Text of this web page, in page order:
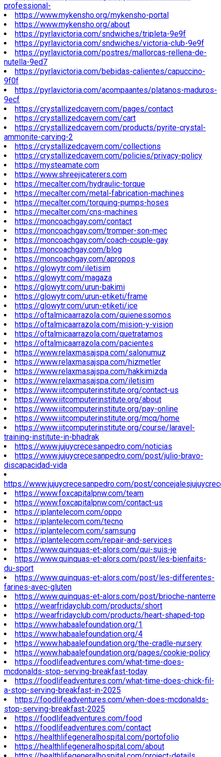
professional-
https://www.mykensho.org/mykensho-portal
https://www.mykensho.org/about
https://pyrlavictoria.com/sndwiches/tripleta-9e9f
https://pyrlavictoria.com/sndwiches/victoria-club-9e9f
https://pyrlavictoria.com/postres/mallorcas-rellena-de-
nutella-9ed7
https://pyrlavictoria.com/bebidas-calientes/capuccino-
9f0f
https://pyrlavictoria.com/acompaantes/platanos-maduros-
9ecf
https://crystallizedcavern.com/pages/contact
https://crystallizedcavern.com/cart
https://crystallizedcavern.com/products/pyrite-crystal-
ammonite-carving-2
https://crystallizedcavern.com/collections
https://crystallizedcavern.com/policies/privacy-policy
https://mysteamate.com
https://www.shreejicaterers.com
https://mecalter.com/hydraulic-torque
https://mecalter.com/metal-fabrication-machines
https://mecalter.com/torquing-pumps-hoses
https://mecalter.com/cns-machines
https://moncoachgay.com/contact
https://moncoachgay.com/tromper-son-mec
https://moncoachgay.com/coach-couple-gay
https://moncoachgay.com/blog
https://moncoachgay.com/apropos
https://glowytr.com/iletisim
https://glowytr.com/magaza
https://glowytr.com/urun-bakimi
https://glowytr.com/urun-etiketi/frame
https://glowytr.com/urun-etiketi/ice
https://oftalmicaarrazola.com/quienessomos
https://oftalmicaarrazola.com/mision-y-vision
https://oftalmicaarrazola.com/quetratamos
https://oftalmicaarrazola.com/pacientes
https://www.relaxmasajspa.com/salonumuz
https://www.relaxmasajspa.com/hizmetler
https://www.relaxmasajspa.com/hakkimizda
https://www.relaxmasajspa.com/iletisim
https://www.iitcomputerinstitute.org/contact-us
https://www.iitcomputerinstitute.org/about
https://www.iitcomputerinstitute.org/pay-online
https://www.iitcomputerinstitute.org/mcq/home
https://www.iitcomputerinstitute.org/course/laravel-
training-institute-in-bhadrak
https://www.jujuycrecesanpedro.com/noticias
https://www.jujuycrecesanpedro.com/post/julio-bravo-
discapacidad-vida
https://www.jujuycrecesanpedro.com/post/
https://www.foxcapitalpnw.com/team
https://www.foxcapitalpnw.com/contact-us
https://iplantelecom.com/oppo
https://iplantelecom.com/tecno
https://iplantelecom.com/samsung
https://iplantelecom.com/repair-and-services
https://www.quinquas-et-alors.com/qui-suis-je
https://www.quinquas-et-alors.com/post/les-bienfaits-
du-sport
https://www.quinquas-et-alors.com/post/les-differentes-
farines-avec-gluten
https://www.quinquas-et-alors.com/post/brioche-nanterre
https://wearfridayclub.com/products/short
https://wearfridayclub.com/products/heart-shaped-top
https://www.habaalefoundation.org/1
https://www.habaalefoundation.org/4
https://www.habaalefoundation.org/the-cradle-nursery
https://www.habaalefoundation.org/pages/cookie-policy
https://foodlifeadventures.com/what-time-does-
mcdonalds-stop-serving-breakfast-today
https://foodlifeadventures.com/what-time-does-chick-fil-
a-stop-serving-breakfast-in-2025
https://foodlifeadventures.com/when-does-mcdonalds-
stop-serving-breakfast-2025
https://foodlifeadventures.com/food
https://foodlifeadventures.com/contact
https://healthlifegeneralhospital.com/portofolio
https://healthlifegeneralhospital.com/about